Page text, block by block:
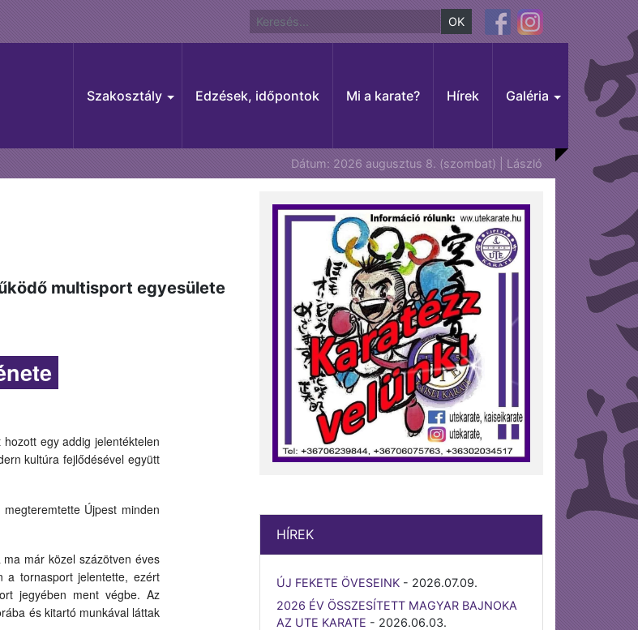
OK
Szakosztály Edzések, időpontok Mi a karate? Hírek Galéria
Dátum: 2026 augusztus 8. (szombat) | László
multisport egyesülete
egy addig jelentéktelen
kultúra fejlődésével együtt
Újpest minden
már közel százötven éves
a tornasport jelentette, ezért
jegyében ment végbe. Az
és kitartó munkával láttak
HÍREK
ÚJ FEKETE ÖVESEINK - 2026.07.09.
2026 ÉV ÖSSZESÍTETT MAGYAR BAJNOKA
AZ UTE KARATE - 2026.06.03.